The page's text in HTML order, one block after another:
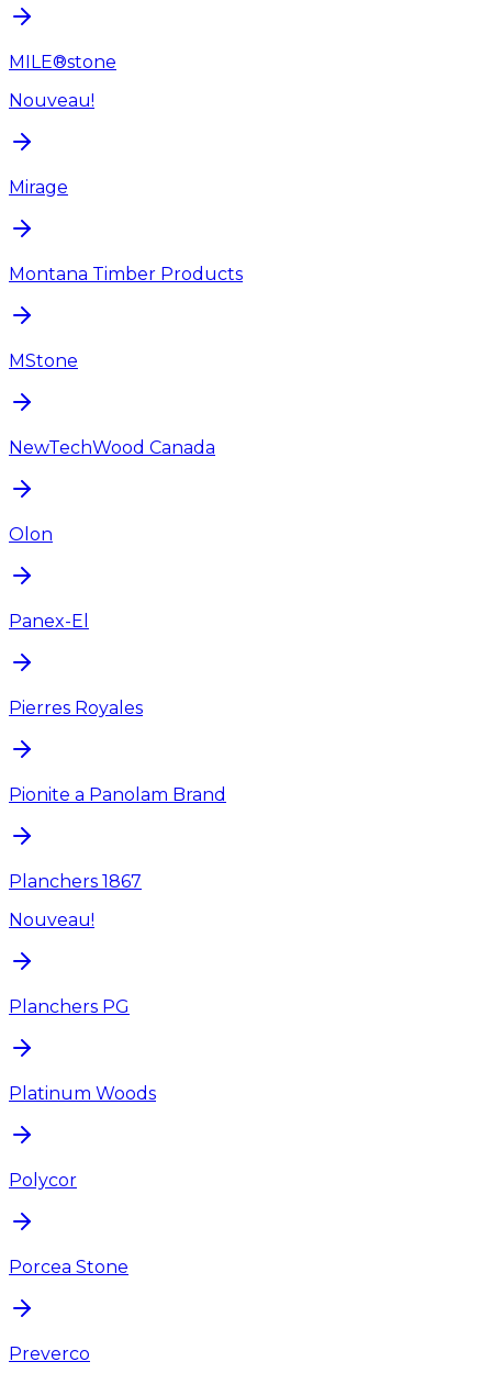
MILE®stone
Nouveau!
Mirage
Montana Timber Products
MStone
NewTechWood Canada
Olon
Panex-El
Pierres Royales
Pionite a Panolam Brand
Planchers 1867
Nouveau!
Planchers PG
Platinum Woods
Polycor
Porcea Stone
Preverco